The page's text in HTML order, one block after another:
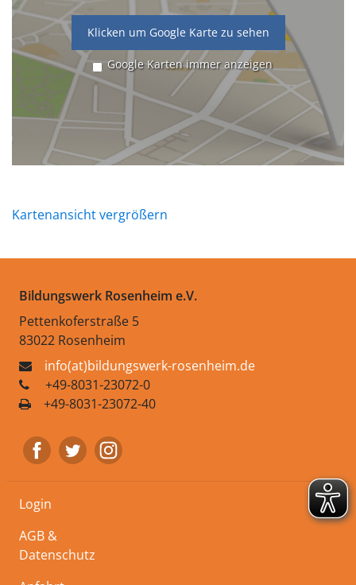
Klicken um Google Karte zu sehen
Google Karten immer anzeigen
Kartenansicht vergrößern
Bildungswerk Rosenheim e.V.
Pettenkoferstraße 5
83022 Rosenheim
info(at)bildungswerk-rosenheim.de
+49-8031-23072-0
+49-8031-23072-40
Login
AGB &
Datenschutz